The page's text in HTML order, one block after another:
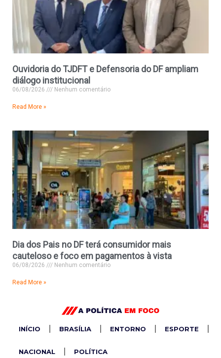
Ouvidoria do TJDFT e Defensoria do DF ampliam
diálogo institucional
06/08/2026 Nenhum comentário
Read More »
Dia dos Pais no DF terá consumidor mais
cauteloso e foco em pagamentos à vista
06/08/2026 Nenhum comentário
Read More »
INÍCIO BRASÍLIA ENTORNO ESPORTE
NACIONAL POLÍTICA